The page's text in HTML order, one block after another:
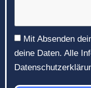
Mit Absenden
deine Daten. Alle